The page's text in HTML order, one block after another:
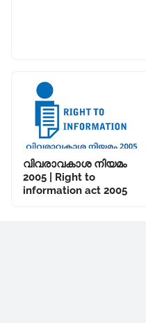
വിവരാവകാശ നിയമം
2005 | Right to
information act 2005